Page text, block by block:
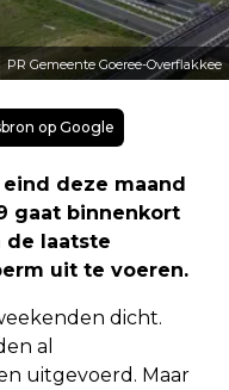
PR Gemeente Goeree-Overflakkee
op Google
deze maand
gaat binnenkort
laatste
uit te voeren.
dicht.
al
uitgevoerd. Maar